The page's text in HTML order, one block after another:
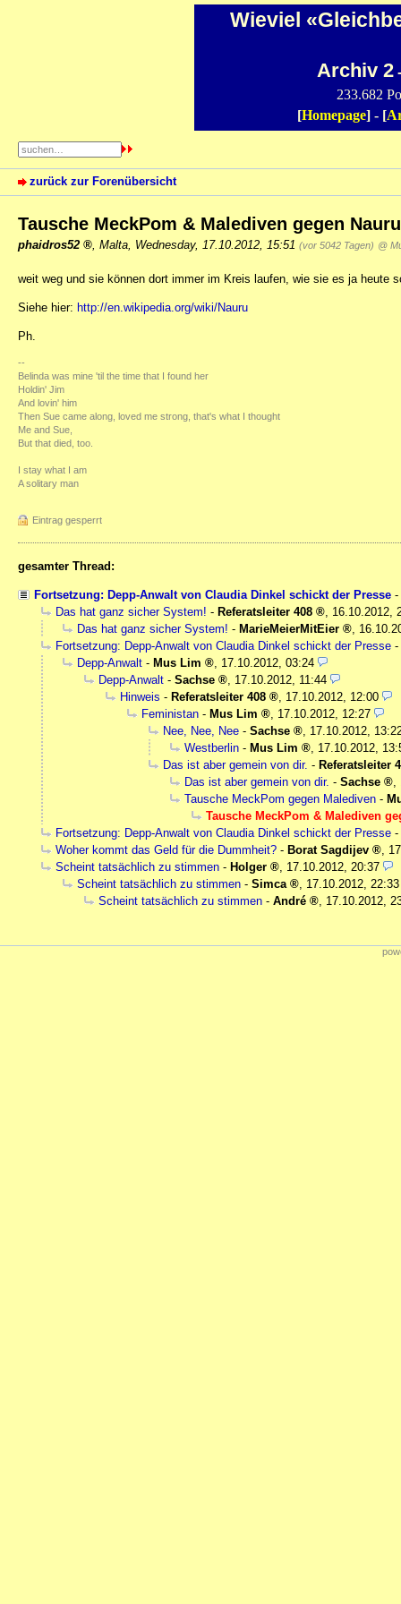
Wieviel
Archiv 2
233.682
[Homepage] - [
zurück zur Forenübersicht
Tausche MeckPom & Malediven gegen
phaidros52 Malta Wednesday, 17.10.2012, 15:51 (vor 5042 Tagen) @
weit weg und sie können dort immer im Kreis laufen, wie sie es ja heute
Siehe hier: http://en.wikipedia.org/wiki/Nauru
Ph.
--
Belinda was mine 'til the time that I found her
Holdin' Jim
And lovin' him
Then Sue came along, loved me strong, that's what I thought
Me and Sue,
But that died, too.
I stay what I am
A solitary man
Eintrag gesperrt
gesamter Thread:
Fortsetzung: Depp-Anwalt von Claudia Dinkel schickt der Presse -
Das hat ganz sicher System! - Referatsleiter 408 , 16.10.2012,
Das hat ganz sicher System! - MarieMeierMitEier ,
Fortsetzung: Depp-Anwalt von Claudia Dinkel schickt der Presse -
Depp-Anwalt - Mus Lim , 17.10.2012, 03:24
Depp-Anwalt - Sachse , 17.10.2012, 11:44
Hinweis - Referatsleiter 408 , 17.10.2012, 12:00
Feministan - Mus Lim , 17.10.2012, 12:27
Nee, Nee, Nee - Sachse , 17.10.2012,
Westberlin - Mus Lim , 17.10.2012,
Das ist aber gemein von dir. - Referatsleiter
Das ist aber gemein von dir. - Sachse ,
Tausche MeckPom gegen Malediven -
Tausche MeckPom & Malediven
Fortsetzung: Depp-Anwalt von Claudia Dinkel schickt der Presse -
Woher kommt das Geld für die Dummheit? - Borat Sagdijev ,
Scheint tatsächlich zu stimmen - Holger , 17.10.2012, 20:37
Scheint tatsächlich zu stimmen - Simca , 17.10.2012, 22:33
Scheint tatsächlich zu stimmen - André , 17.10.2012,